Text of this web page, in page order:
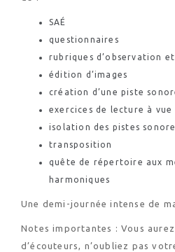
SAÉ
questionnaires
rubriques d’observation
édition d’images
création d’une piste
exercices de lecture à vue
isolation des pistes
transposition
quête de répertoire aux
harmoniques
Une demi-journée intense de
Notes importantes : Vous
d’écouteurs, n’oubliez pas